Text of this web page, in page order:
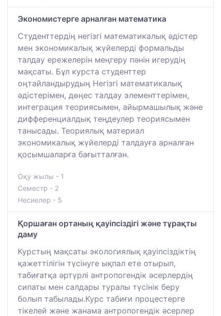
Экономистерге арналған математика
Студенттердің негізгі математикалық әдістер
мен экономикалық жүйелерді формальды
талдау ережелерін меңгеру пәнін игерудің
мақсаты. Бұл курста студенттер
оңтайландырудың Негізгі математикалық
әдістерімен, дөңес талдау элементтерімен,
интеграция теориясымен, айырмашылық және
дифференциалдық теңдеулер теориясымен
танысады. Теориялық материал
экономикалық жүйелерді талдауға арналған
қосымшаларға бағытталған.
Оқу жылы - 1
Семестр - 2
Несиелер - 5
Қоршаған ортаның қауіпсіздігі және тұрақты
даму
Курстың мақсаты экологиялық қауіпсіздіктің
қажеттілігін түсінуге ықпал ете отырып,
табиғатқа әртүрлі антропогендік әсерлердің
сипаты мен салдары туралы түсінік беру
болып табылады.Курс табиғи процестерге
тікелей және жанама антропогендік әсерлер